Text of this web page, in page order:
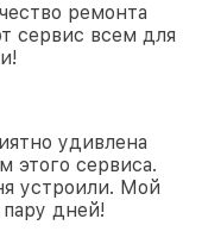
ремонта
сервис всем для
удивлена
этого сервиса.
устроили. Мой
дней!